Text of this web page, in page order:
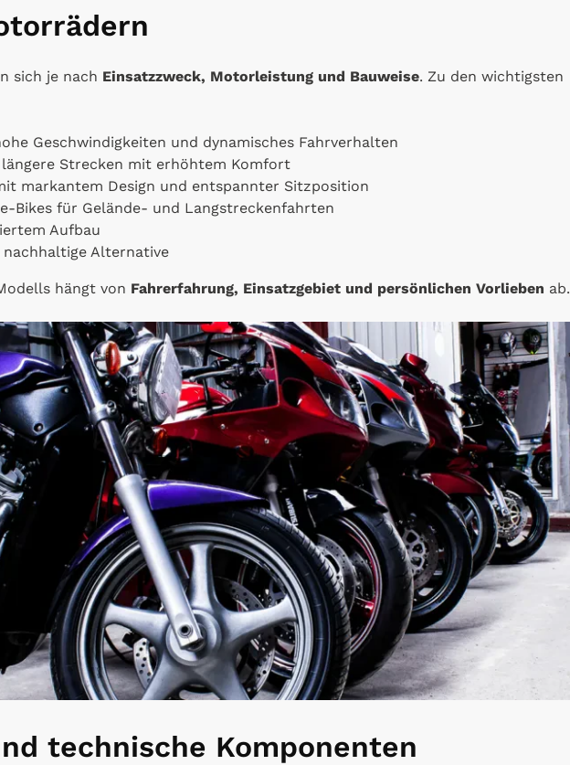
sich je nach Einsatzzweck, Motorleistung und Bauweise. Zu den wichtigsten
Geschwindigkeiten und dynamisches Fahrverhalten
Strecken mit erhöhtem Komfort
markantem Design und entspannter Sitzposition
Bikes für Gelände- und Langstreckenfahrten
Aufbau
Alternative
hängt von Fahrerfahrung, Einsatzgebiet und persönlichen Vorlieben ab.
technische Komponenten